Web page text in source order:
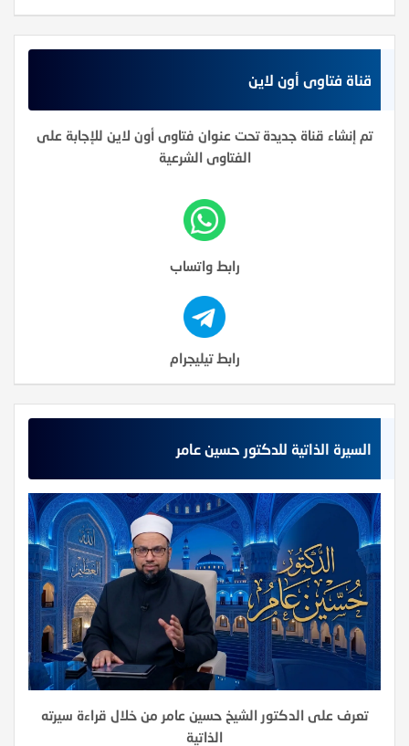
قناة فتاوى أون لاين
تم إنشاء قناة جديدة تحت عنوان فتاوى أون لاين للإجابة على
الفتاوى الشرعية
رابط واتساب
رابط تيليجرام
السيرة الذاتية للدكتور حسين عامر
تعرف على الدكتور الشيخ حسين عامر من خلال قراءة سيرته
الذاتية